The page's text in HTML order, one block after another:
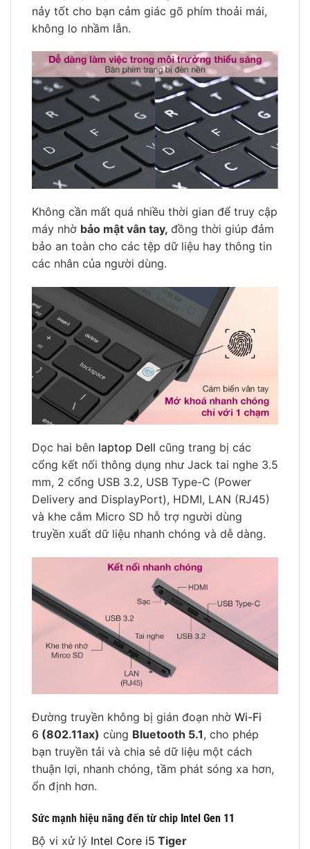
nảy tốt cho bạn cảm giác gõ phím thoải mái,
không lo nhầm lẫn.
Không cần mất quá nhiều thời gian để truy cập
máy nhờ bảo mật vân tay, đồng thời giúp đảm
bảo an toàn cho các tệp dữ liệu hay thông tin
các nhân của người dùng.
Dọc hai bên laptop Dell cũng trang bị các
cổng kết nối thông dụng như Jack tai nghe 3.5
mm, 2 cổng USB 3.2, USB Type-C (Power
Delivery and DisplayPort), HDMI, LAN (RJ45)
và khe cắm Micro SD hỗ trợ người dùng
truyền xuất dữ liệu nhanh chóng và dễ dàng.
Đường truyền không bị gián đoạn nhờ Wi-Fi
6 (802.11ax) cùng Bluetooth 5.1, cho phép
bạn truyền tải và chia sẻ dữ liệu một cách
thuận lợi, nhanh chóng, tầm phát sóng xa hơn,
ổn định hơn.
Sức mạnh hiệu năng đến từ chip Intel Gen 11
Bộ vi xử lý Intel Core i5 Tiger